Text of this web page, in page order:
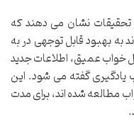
تحقیقات نشان می دهند که
به بهبود قابل توجهی در به
عمیق، اطلاعات جدید
یادگیری گفته می شود. این
مطالعه شده اند، برای مدت